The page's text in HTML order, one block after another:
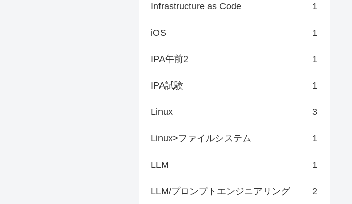
Infrastructure as Code 1
iOS 1
IPA午前2 1
IPA試験 1
Linux 3
Linux>ファイルシステム 1
LLM 1
LLM/プロンプトエンジニアリング 2